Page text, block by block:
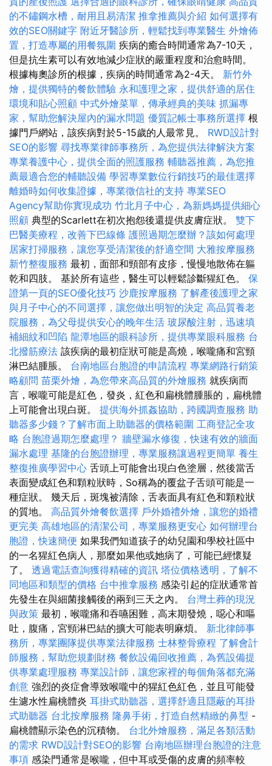
的不鏽鋼水槽，耐用且易清潔 推拿推薦與介紹 如何選擇有
效的SEO關鍵字 附近牙醫診所，輕鬆找到專業醫生 外燴佈
置，打造專屬的用餐氛圍 疾病的癒合時間通常為7-10天，
但是抗生素可以有效地減少症狀的嚴重程度和治愈時間。
根據梅奧診所的根據，疾病的時間通常為2-4天。 新竹外
燴，提供獨特的餐飲體驗 永和護理之家，提供舒適的居住
環境和貼心照顧 中式外燴菜單，傳承經典的美味 抓漏專
家，幫助您解決屋內的漏水問題 優質記帳士事務所選擇 根
據門戶網站，該疾病對於5-15歲的人最常見。 RWD設計對
SEO的影響 尋找專業律師事務所，為您提供法律解決方案
專業養護中心，提供全面的照護服務 輔聽器推薦，為您推
薦最適合您的輔聽設備 學習專業數位行銷技巧的最佳選擇
離婚時如何收集證據，專業徵信社的支持 專業SEO
Agency幫助你實現成功 竹北月子中心，為新媽媽提供細心
照顧 典型的Scarlett在初次抱怨後還提供皮膚症狀。 雙下
巴醫美療程，改善下巴線條 護照過期怎麼辦？該如何處理
居家打掃服務，讓您享受清潔後的舒適空間 大雅按摩服務
新竹整復服務 最初，面部和頸部有皮疹，慢慢地散佈在軀
乾和四肢。 基於所有這些，醫生可以輕鬆診斷猩紅色。 保
證第一頁的SEO優化技巧 沙鹿按摩服務 了解產後護理之家
與月子中心的不同選擇，讓您做出明智的決定 高品質養老
院服務，為父母提供安心的晚年生活 玻尿酸注射，迅速填
補細紋和凹陷 龍潭地區的眼科診所，提供專業眼科服務 台
北撥筋療法 該疾病的最初症狀可能是高燒，喉嚨痛和宮頸
淋巴結腫脹。 台南地區台胞證的申請流程 專業網路行銷策
略顧問 苗栗外燴，為您帶來高品質的外燴服務 就疾病而
言，喉嚨可能是紅色，發炎，紅色和扁桃體腫脹的，扁桃體
上可能會出現白斑。 提供海外抓姦協助，跨國調查服務 助
聽器多少錢？了解市面上助聽器的價格範圍 工商登記全攻
略 台胞證過期怎麼處理？ 牆壁漏水修復，快速有效的牆面
漏水處理 基隆的台胞證辦理，專業服務讓過程更簡單 養生
整復推廣學習中心 舌頭上可能會出現白色塗層，然後當舌
表面變成紅色和顆粒狀時，So稱為的覆盆子舌頭可能是一
種症狀。 幾天后，斑塊被清除，舌表面具有紅色和顆粒狀
的質地。 高品質外燴餐飲選擇 戶外婚禮外燴，讓您的婚禮
更完美 高雄地區的清潔公司，專業服務更安心 如何辦理台
胞證，快速簡便 如果我們知道孩子的幼兒園和學校社區中
的一名猩紅色病人，那麼如果他或她病了，可能已經懷疑
了。 透過電話查詢獲得精確的資訊 塔位價格透明，了解不
同地區和類型的價格 台中推拿服務 感染引起的症狀通常首
先發生在與細菌接觸後的兩到三天之內。 台灣土葬的現況
與政策 最初，喉嚨痛和吞嚥困難，高末期發燒，噁心和嘔
吐，腹痛，宮頸淋巴結的擴大可能表明麻煩。 新北律師事
務所，專業團隊提供專業法律服務 士林整骨療程 了解會計
師服務，幫助您規劃財務 餐飲設備回收推薦，為舊設備提
供專業處理服務 專業設計師，讓您家裡的每個角落都充滿
創意 強烈的炎症會導致喉嚨中的猩紅色紅色，並且可能發
生濾水性扁桃體炎 耳掛式助聽器，選擇舒適且隱蔽的耳掛
式助聽器 台北按摩服務 隆鼻手術，打造自然精緻的鼻型 -
扁桃體顯示染色的沉積物。 台北外燴服務，滿足各類活動
的需求 RWD設計對SEO的影響 台南地區辦理台胞證的注意
事項 感染門通常是喉嚨，但中耳或受傷的皮膚的頻率較